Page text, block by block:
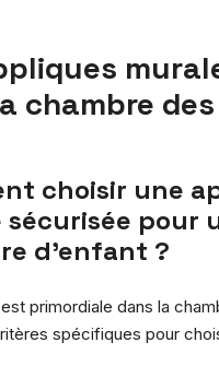
chambre
choisir une
sécurisée pour
d’enfant ?
primordiale dans la
spécifiques pour